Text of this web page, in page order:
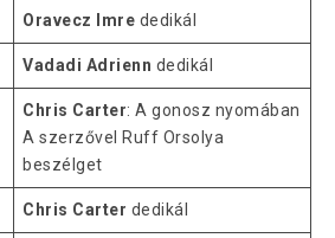
Oravecz Imre dedikál
Vadadi Adrienn dedikál
Chris Carter: A gonosz nyomában
A szerzővel Ruff Orsolya
beszélget
Chris Carter dedikál